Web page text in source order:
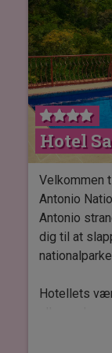
smag.
På Hotel
komfortable
aircondition,
har en
udsigten til
opleve
opgradere
over 16 år.
Hotel
Velkommen
Antonio
Antonio
dig til at
Hotellets
rummelige